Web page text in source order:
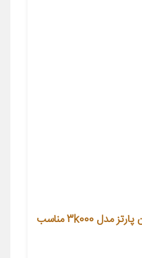
فیلتر کابین خودرو هیوندای جنیون پارتز مدل 3k000 مناسب